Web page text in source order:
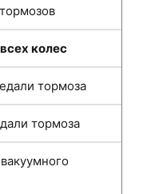
колес
тормоза
тормоза